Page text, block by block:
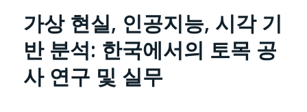
가상 현실, 인공지능, 시각 기
반 분석: 한국에서의 토목 공
사 연구 및 실무